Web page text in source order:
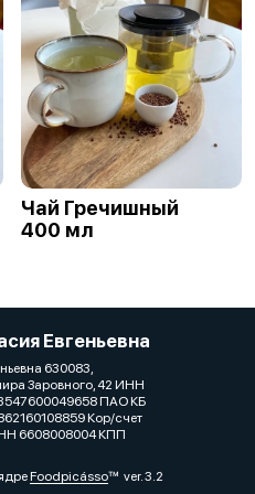
Чай Гречишный
400 мл
Евгеньевна
630083,
Заровного, 42 ИНН
ПАО КБ
Кор/счет
6608008004 КПП
Foodpicássover. 3.2